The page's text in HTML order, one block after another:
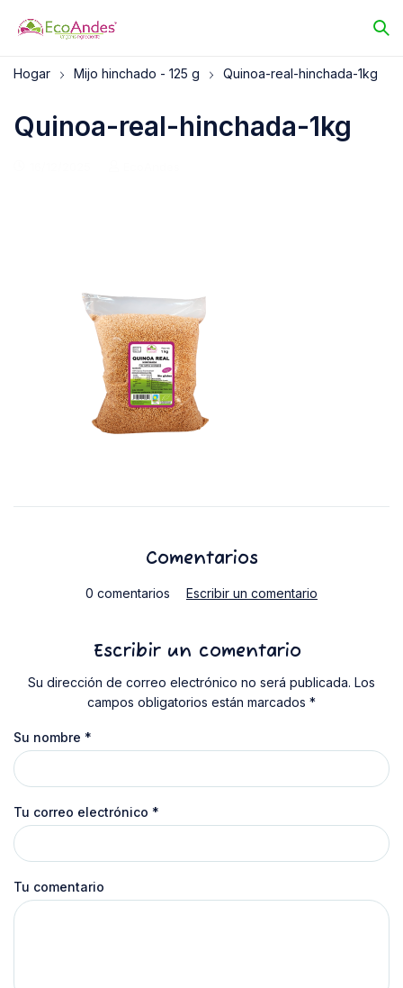
Hogar Mijo hinchado - 125 g Quinoa-real-hinchada-1kg
Quinoa-real-hinchada-1kg
Comentarios
0 comentarios Escribir un comentario
Escribir un comentario
Su dirección de correo electrónico no será publicada. Los
campos obligatorios están marcados *
Su nombre *
Tu correo electrónico *
Tu comentario